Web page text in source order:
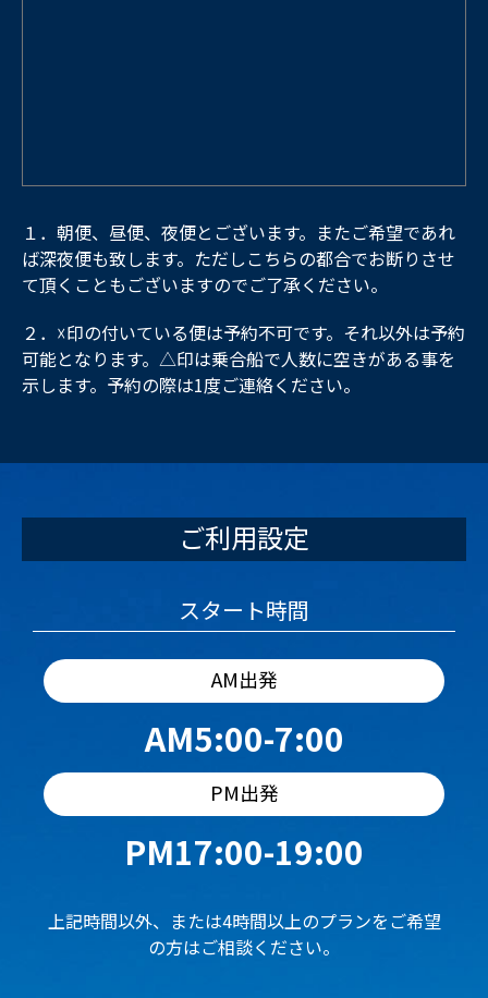
１．朝便、昼便、夜便とございます。またご希望であれ
ば深夜便も致します。ただしこちらの都合でお断りさせ
て頂くこともございますのでご了承ください。
２．☓印の付いている便は予約不可です。それ以外は予約
可能となります。△印は乗合船で人数に空きがある事を
示します。予約の際は1度ご連絡ください。
ご利用設定
スタート時間
AM出発
AM5:00-7:00
PM出発
PM17:00-19:00
上記時間以外、または4時間以上のプランをご希望
の方はご相談ください。